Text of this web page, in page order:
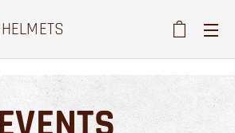
HELMETS